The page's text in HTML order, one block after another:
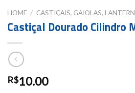
HOME / CASTIÇAIS, GAIOLAS,
Castiçal Dourado Cilindro
R$10.00